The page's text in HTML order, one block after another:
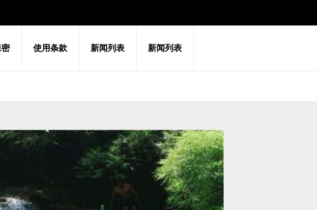
密 使用条款 新闻列表 新闻列表
高尔夫球